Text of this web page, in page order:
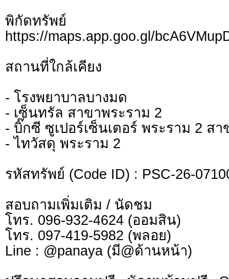
พิกัดทรั
https://maps.app.goo.gl/
สถานที่ใกล้เคียง
- โรงพยาบาลบางมด
- เซ็นทรัล สาขาพระราม 2
- บิ๊กซี ซูเปอร์เซ็นเตอร์ พระราม 2 สา
- ไทวัสดุ พระราม 2
รหัสทรัพย์ (Code ID) : PSC-26-
สอบถามเพิ่มเติม / นัดชม
โทร. 096-932-4624 (ออมสิน)
โทร. 097-419-5982 (พลอย)
Line : @panaya (มี@ด้านหน้า)